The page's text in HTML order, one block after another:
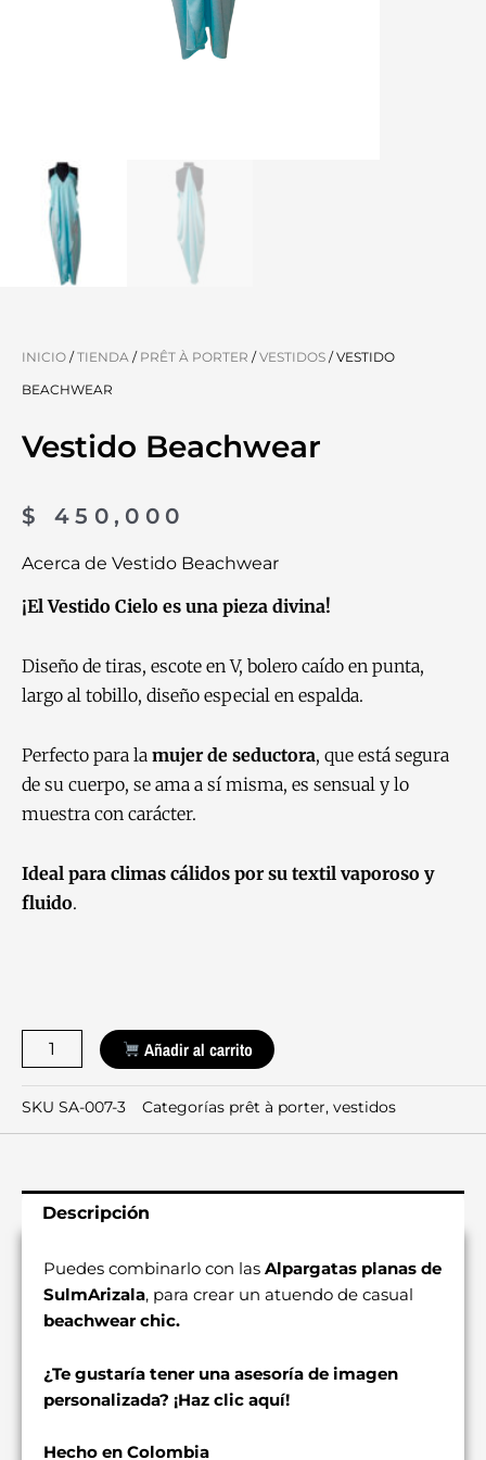
INICIO /TIENDA / PRÊT À PORTER /VESTIDOS / VESTIDO
BEACHWEAR
Vestido Beachwear
$ 450,000
Acerca de Vestido Beachwear
¡El Vestido Cielo es una pieza divina!
Diseño de tiras, escote en V, bolero caído en punta,
largo al tobillo, diseño especial en espalda.
Perfecto para la mujer de seductora, que está segura
de su cuerpo, se ama a sí misma, es sensual y lo
muestra con carácter.
Ideal para climas cálidos por su textil vaporoso y
fluido.
Vestido
Beachwear
cantidad
Añadir al carrito
SKU SA-007-3 Categorías prêt à porter, vestidos
Descripción
Puedes combinarlo con las Alpargatas planas de
SulmArizala, para crear un atuendo de casual
beachwear chic.
¿Te gustaría tener una asesoría de imagen
personalizada? ¡Haz clic aquí!
Hecho en Colombia